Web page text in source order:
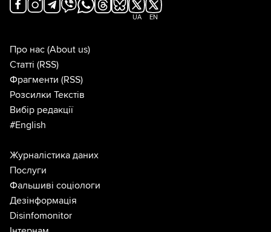
UA EN
Про нас (About us)
Статті (RSS)
Фрагменти (RSS)
Розсилки Текстів
Вибір редакції
#English
Журналістика даних
Послуги
Фальшиві соціологи
Дезінформація
Disinfomonitor